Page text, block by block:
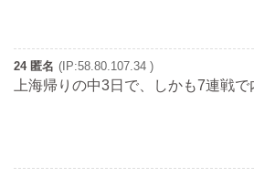
24 匿名 (IP:58.80.107.34 )
上海帰りの中3日で、しかも7連戦